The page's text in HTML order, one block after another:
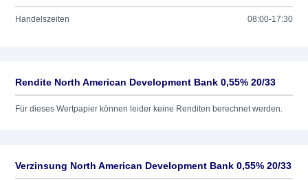
Handelszeiten 08:00-17:30
Rendite North American Development Bank 0,55% 20/33
Für dieses Wertpapier können leider keine Renditen berechnet werden.
Verzinsung North American Development Bank 0,55% 20/33